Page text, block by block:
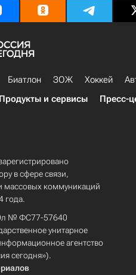
Биатлон ЗОЖ Хоккей
Продукты и сервисы Пресс-
в сфере связи,
массовых коммуникаций
года.
Эл № ФС77-57640
унитарное
агентство
сегодня»).